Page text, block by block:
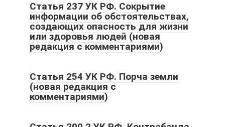
Статья 237 УК РФ. Сокрытие
информации об обстоятельствах,
создающих опасность для жизни
или здоровья людей (новая
редакция с комментариями)
Статья 254 УК РФ. Порча земли
(новая редакция с
комментариями)